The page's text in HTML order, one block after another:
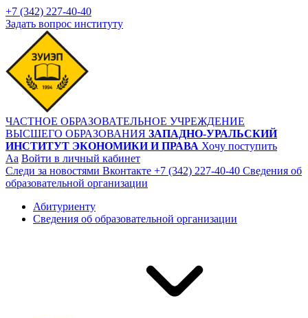
+7 (342) 227-40-40
Задать вопрос институту
ЧАСТНОЕ ОБРАЗОВАТЕЛЬНОЕ УЧРЕЖДЕНИЕ
ВЫСШЕГО ОБРАЗОВАНИЯ ЗАПАДНО-УРАЛЬСКИЙ
ИНСТИТУТ ЭКОНОМИКИ И ПРАВА Хочу поступить
Aa Войти в личный кабинет
Следи за новостями Вконтакте +7 (342) 227-40-40 Сведения об
образовательной организации
Абитуриенту
Сведения об образовательной организации